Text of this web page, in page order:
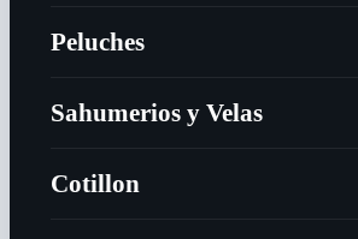
Peluches
Sahumerios y Velas
Cotillon